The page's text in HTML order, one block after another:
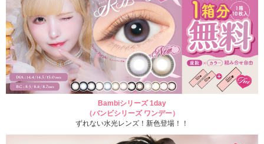
Bambiシリーズ 1day
（バンビシリーズ ワンデー）
ずれない水光レンズ！新色登場！！